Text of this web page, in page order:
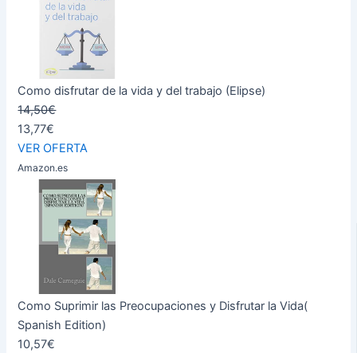
Como disfrutar de la vida y del trabajo (Elipse)
14,50€
13,77€
VER OFERTA
Amazon.es
Como Suprimir las Preocupaciones y Disfrutar la Vida(
Spanish Edition)
10,57€